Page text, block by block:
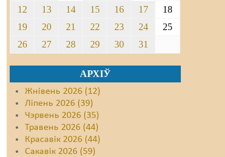
12
13 14 15 16 17
18
19
20 21 22 23 24
25
26
27 28 29 30 31
АРХІЎ
Жнівень 2026 (12)
Ліпень 2026 (39)
Чэрвень 2026 (35)
Травень 2026 (44)
Красавік 2026 (44)
Сакавік 2026 (59)